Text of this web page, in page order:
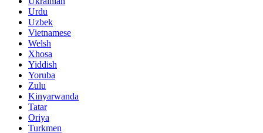
Urdu
Uzbek
Vietnamese
Welsh
Xhosa
Yiddish
Yoruba
Zulu
Kinyarwanda
Tatar
Oriya
Turkmen